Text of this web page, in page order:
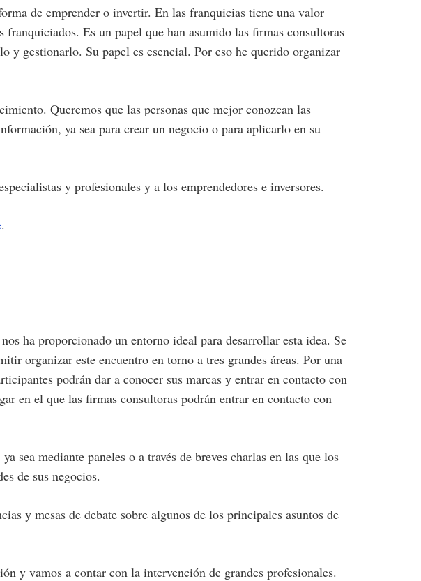
de emprender o invertir. En las franquicias tiene una valor
Es un papel que han asumido las firmas consultoras
y gestionarlo. Su papel es esencial. Por eso he querido organizar
Queremos que las personas que mejor conozcan las
ya sea para crear un negocio o para aplicarlo en su
y profesionales y a los emprendedores e inversores.
.
ha proporcionado un entorno ideal para desarrollar esta idea. Se
organizar este encuentro en torno a tres grandes áreas. Por una
podrán dar a conocer sus marcas y entrar en contacto con
en el que las firmas consultoras podrán entrar en contacto con
sea mediante paneles o a través de breves charlas en las que los
de sus negocios.
y mesas de debate sobre algunos de los principales asuntos de
y vamos a contar con la intervención de grandes profesionales.